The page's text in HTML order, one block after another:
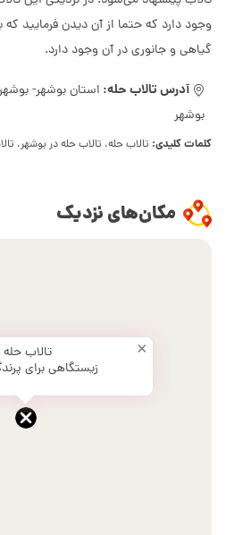
وجود دارد که حتما از آن دیدن فرمایید
گیاهی و جانوری در آن وجود دارد.
آدرس تالاب حله:
بوشهر
کلمات کلیدی: تالاب حله، تالاب حله در بوشهر،
مکان‌های نزدیک
تالاب حله
زیستگاهی برای
×